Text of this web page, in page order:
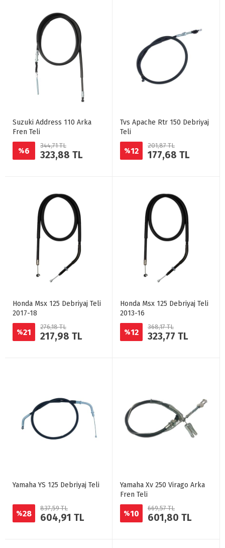
Suzuki Address 110 Arka
Fren Teli
%6
344,71 TL
323,88 TL
Tvs Apache Rtr 150 Debriyaj
Teli
%12
201,87 TL
177,68 TL
Honda Msx 125 Debriyaj Teli
2017-18
%21
276,18 TL
217,98 TL
Honda Msx 125 Debriyaj Teli
2013-16
%12
368,17 TL
323,77 TL
Yamaha YS 125 Debriyaj Teli
%28
837,59 TL
604,91 TL
Yamaha Xv 250 Virago Arka
Fren Teli
%10
669,57 TL
601,80 TL